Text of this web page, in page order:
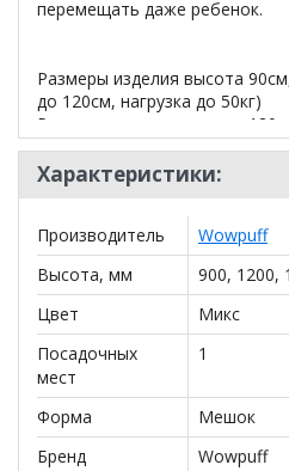
перемещать даже ребенок.
Размеры изделия высота
до 120см, нагрузка до 50кг)
Размеры изделия высота
(рост до 150см, нагрузка до
Размеры изделия высота
см (рост до 170см, нагрузка до
Верх изделия оснащен
которой чехол снимается для
пятен. Внутренний чехол
нетканной ткани с клапаном
Есть удобная ручка для
*Дополнительную
Кресло-мешок "Груша" Принт
Характеристики:
Производитель
Wowpuff
Высота, мм
900, 1200,
Цвет
Микс
Посадочных
мест
1
Форма
Мешок
Бренд
Wowpuff